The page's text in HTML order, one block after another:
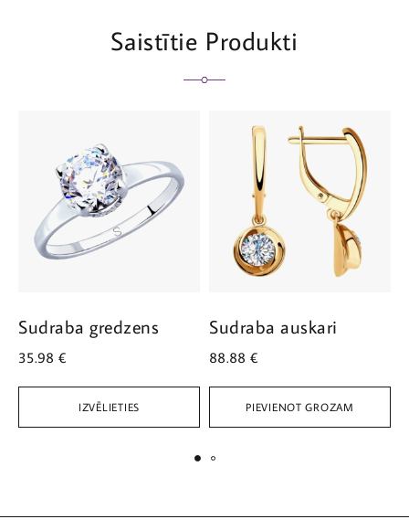
Saistītie Produkti
IZVĒLIETIES
Sudraba gredzens
35.98 €
PIEVIENOT GROZAM
Sudraba auskari
88.88 €